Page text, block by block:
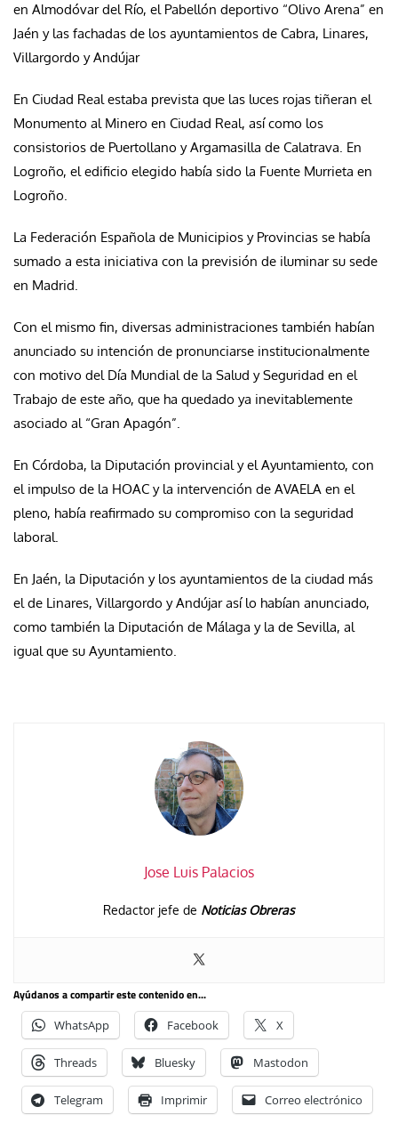
en Almodóvar del Río, el Pabellón deportivo “Olivo Arena” en
Jaén y las fachadas de los ayuntamientos de Cabra, Linares,
Villargordo y Andújar
En Ciudad Real estaba prevista que las luces rojas tiñeran el
Monumento al Minero en Ciudad Real, así como los
consistorios de Puertollano y Argamasilla de Calatrava. En
Logroño, el edificio elegido había sido la Fuente Murrieta en
Logroño.
La Federación Española de Municipios y Provincias se había
sumado a esta iniciativa con la previsión de iluminar su sede
en Madrid.
Con el mismo fin, diversas administraciones también habían
anunciado su intención de pronunciarse institucionalmente
con motivo del Día Mundial de la Salud y Seguridad en el
Trabajo de este año, que ha quedado ya inevitablemente
asociado al “Gran Apagón”.
En Córdoba, la Diputación provincial y el Ayuntamiento, con
el impulso de la HOAC y la intervención de AVAELA en el
pleno, había reafirmado su compromiso con la seguridad
laboral.
En Jaén, la Diputación y los ayuntamientos de la ciudad más
el de Linares, Villargordo y Andújar así lo habían anunciado,
como también la Diputación de Málaga y la de Sevilla, al
igual que su Ayuntamiento.
Jose Luis Palacios
Redactor jefe de Noticias Obreras
Ayúdanos a compartir este contenido en...
WhatsApp Facebook X
Threads Bluesky Mastodon
Telegram Imprimir Correo electrónico